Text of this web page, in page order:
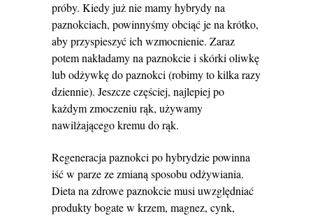
próby. Kiedy już nie mamy hybrydy na
paznokciach, powinnyśmy obciąć je na krótko,
aby przyspieszyć ich wzmocnienie. Zaraz
potem nakładamy na paznokcie i skórki oliwkę
lub odżywkę do paznokci (robimy to kilka razy
dziennie). Jeszcze częściej, najlepiej po
każdym zmoczeniu rąk, używamy
nawilżającego kremu do rąk.
Regeneracja paznokci po hybrydzie powinna
iść w parze ze zmianą sposobu odżywiania.
Dieta na zdrowe paznokcie musi uwzględniać
produkty bogate w krzem, magnez, cynk,